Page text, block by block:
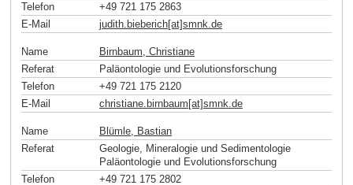
Telefon
+49 721 175 2863
E-Mail
judith.bieberich[at]smnk.de
Name
Birnbaum, Christiane
Referat
Paläontologie und Evolutionsforschung
Telefon
+49 721 175 2120
E-Mail
christiane.birnbaum[at]smnk.de
Name
Blümle, Bastian
Referat
Geologie, Mineralogie und Sedimentologie
Paläontologie und Evolutionsforschung
Telefon
+49 721 175 2802